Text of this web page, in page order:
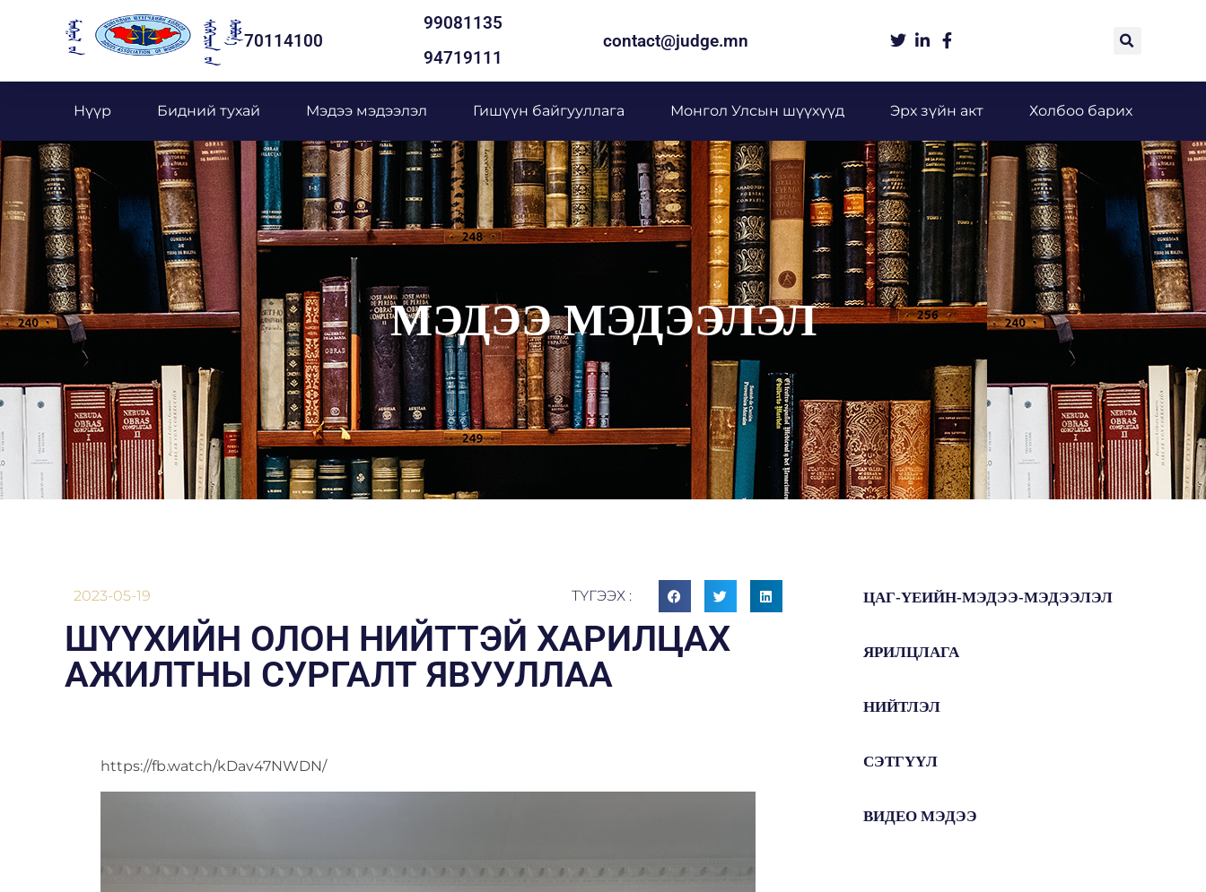
70114100
99081135
94719111
contact@judge.mn
Нүүр Бидний тухай Мэдээ мэдээлэл Гишүүн байгууллага Монгол Улсын шүүхүүд Эрх зүйн акт Холбоо барих
МЭДЭЭ МЭДЭЭЛЭЛ
2023-05-19 ТҮГЭЭХ :
ШҮҮХИЙН ОЛОН НИЙТТЭЙ ХАРИЛЦАХ
АЖИЛТНЫ СУРГАЛТ ЯВУУЛЛАА
https://fb.watch/kDav47NWDN/
ЦАГ-ҮЕИЙН-МЭДЭЭ-МЭДЭЭЛЭЛ
ЯРИЛЦЛАГА
НИЙТЛЭЛ
СЭТГҮҮЛ
ВИДЕО МЭДЭЭ